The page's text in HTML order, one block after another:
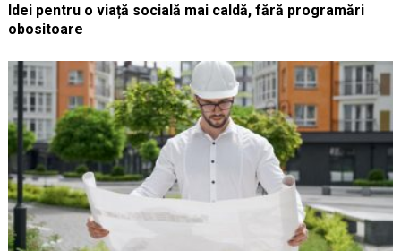
Idei pentru o viață socială mai caldă, fără programări
obositoare